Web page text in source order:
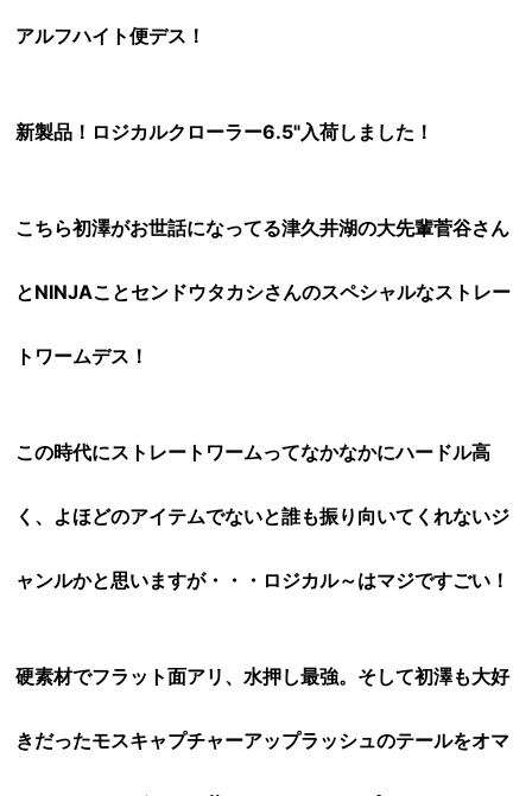
アルフハイト便デス！
新製品！ロジカルクローラー6.5"入荷しました！
こちら初澤がお世話になってる津久井湖の大先輩菅谷さん
とNINJAことセンドウタカシさんのスペシャルなストレー
トワームデス！
この時代にストレートワームってなかなかにハードル高
く、よほどのアイテムでないと誰も振り向いてくれないジ
ャンルかと思いますが・・・ロジカル～はマジですごい！
硬素材でフラット面アリ、水押し最強。そして初澤も大好
きだったモスキャプチャーアップラッシュのテールをオマ